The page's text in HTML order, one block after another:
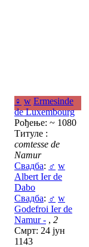
♀ w Ermesinde
de Luxembourg
Рођење: ~ 1080
Титуле :
comtesse de
Namur
Свадба: ♂ w
Albert Ier de
Dabo
Свадба: ♂ w
Godefroi Ier de
Namur - , 2
Смрт: 24 јун
1143